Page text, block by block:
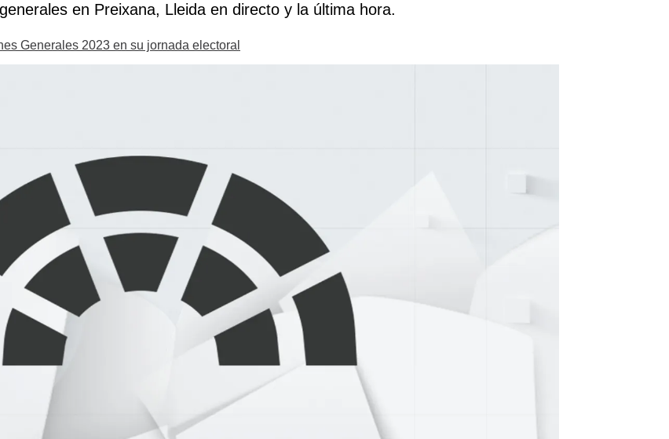
en Preixana, Lleida en directo y la última hora.
Generales 2023 en su jornada electoral